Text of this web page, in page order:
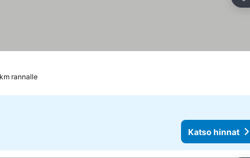
Jaa
rannalle
Katso hinnat